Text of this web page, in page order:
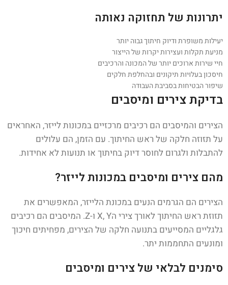
יתרונות של תחזוקה נאותה
יעילות משופרת ודיוק חיתוך גבוה יותר
מניעת תקלות ועצירות יקרות של הייצור
חיי שירות ארוכים יותר של המכונה והרכיבים
חיסכון בעלויות תיקונים ובהחלפת חלקים
שיפור הבטיחות בסביבת העבודה
בדיקת צירים ומיסבים
הצירים והמיסבים הם רכיבים מרכזיים במכונות לייזר, האחראים
על תזוזה חלקה של ראש החיתוך. עם הזמן, הם עלולים
להתבלות ולגרום לחוסר דיוק בחיתוך או תנועות לא אחידות.
מהם צירים ומיסבים במכונות לייזר?
הצירים הם הגרמים הנעים במכונת הלייזר, המאפשרים את
תזוזת ראש החיתוך לאורך צירי הX, Y ו-Z. המיסבים הם רכיבים
גלגליים המסייעים בתנועה חלקה של הצירים, מפחיתים חיכוך
ומונעים התחממות יתר.
סימנים לבלאי של צירים ומיסבים